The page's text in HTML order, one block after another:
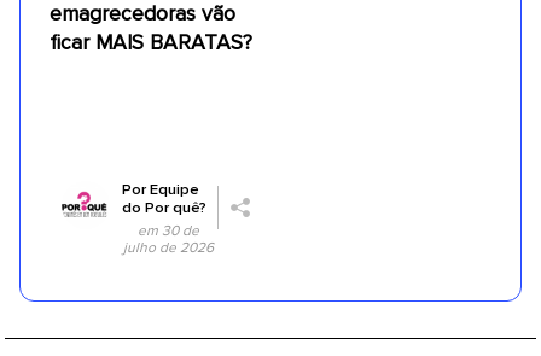
emagrecedoras vão
ficar MAIS BARATAS?
PorEquipe
do Por quê?
em 30 de
julho de 2026